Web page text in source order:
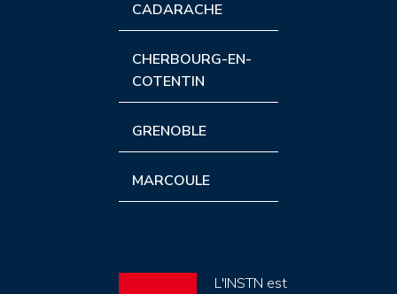
CADARACHE
CHERBOURG-EN-
COTENTIN
GRENOBLE
MARCOULE
L'INSTN est